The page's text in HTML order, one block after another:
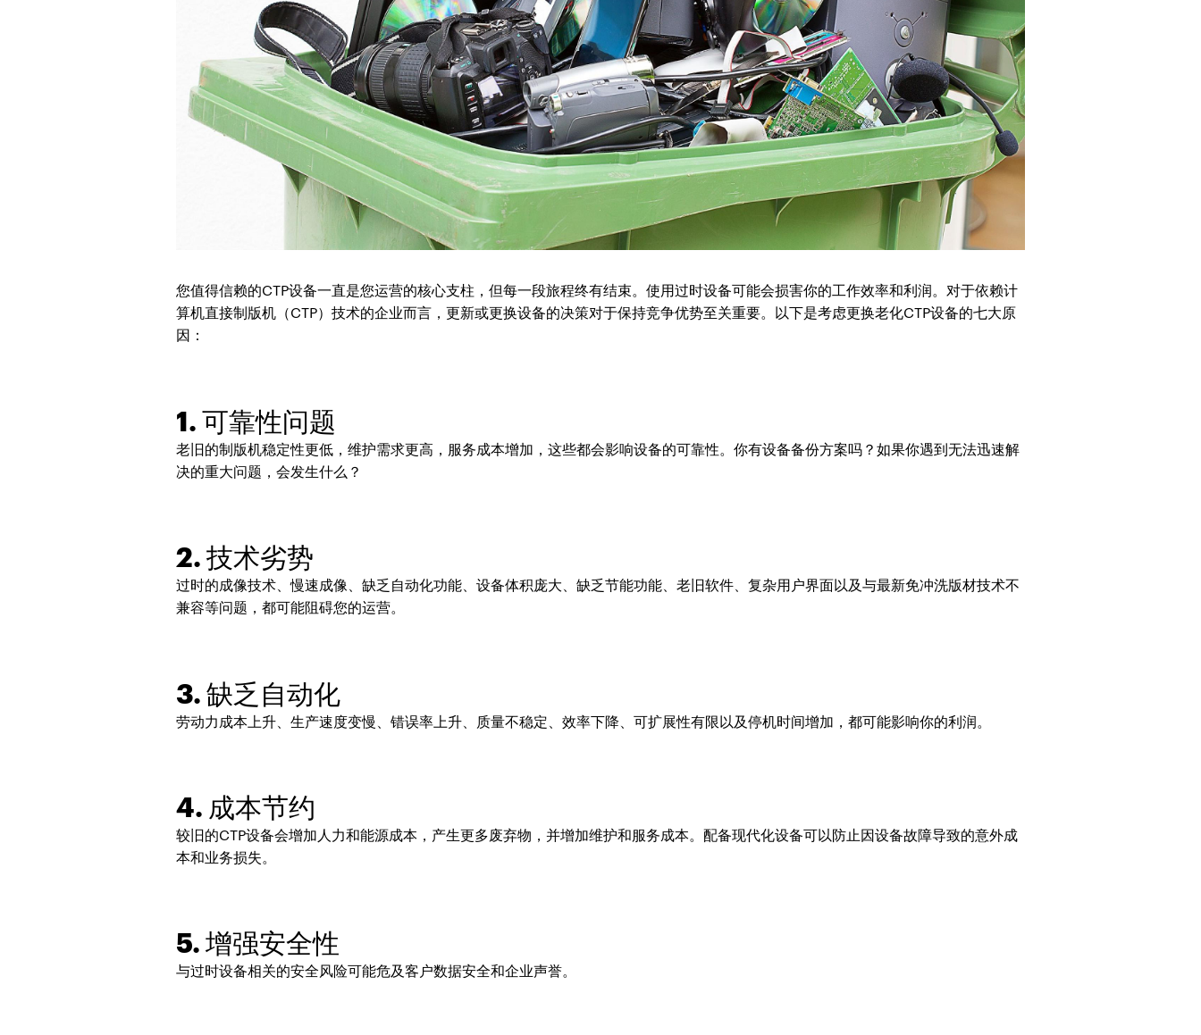
您值得信赖的CTP设备一直是您运营的核心支柱，但每一段旅程终有结束。使用过时设备可能会损害你的工作效率和利润。对于依赖计
算机直接制版机（CTP）技术的企业而言，更新或更换设备的决策对于保持竞争优势至关重要。以下是考虑更换老化CTP设备的七大原
因：
1. 可靠性问题
老旧的制版机稳定性更低，维护需求更高，服务成本增加，这些都会影响设备的可靠性。你有设备备份方案吗？如果你遇到无法迅速解
决的重大问题，会发生什么？
2. 技术劣势
过时的成像技术、慢速成像、缺乏自动化功能、设备体积庞大、缺乏节能功能、老旧软件、复杂用户界面以及与最新免冲洗版材技术不
兼容等问题，都可能阻碍您的运营。
3. 缺乏自动化
劳动力成本上升、生产速度变慢、错误率上升、质量不稳定、效率下降、可扩展性有限以及停机时间增加，都可能影响你的利润。
4. 成本节约
较旧的CTP设备会增加人力和能源成本，产生更多废弃物，并增加维护和服务成本。配备现代化设备可以防止因设备故障导致的意外成
本和业务损失。
5. 增强安全性
与过时设备相关的安全风险可能危及客户数据安全和企业声誉。